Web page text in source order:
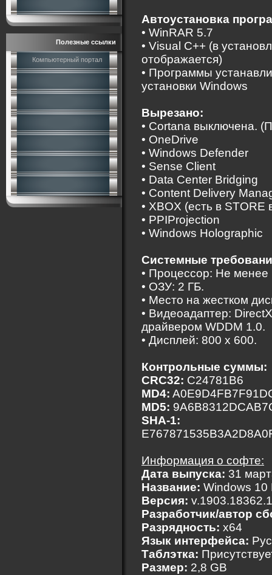
Полезные ссылки
Компьютерный портал
Автоустановка
• WinRAR 5.7
• Visual C++ (в
отображается)
• Программы
установки Windows
Вырезано:
• Cortana выключена.
• OneDrive
• Windows Defender
• Sense Client
• Data Center Bridging
• Content Delivery
• XBOX (есть в STORE
• PPIProjection
• Windows Holographic
Системные
• Процессор: Не менее
• ОЗУ: 2 ГБ.
• Место на жестком
• Видеоадаптер:
драйвером WDDM 1.0.
• Дисплей: 800 x 600.
Контрольные суммы:
CRC32: C24781B6
MD4:
MD5:
SHA-1:
Информация о софте:
Дата выпуска: 31
Название: Windows 10
Версия: v.1903.18362.1
Разработчик/автор
Разрядность: x64
Язык интерфейса:
Таблэтка:
Размер: 2,8 GB